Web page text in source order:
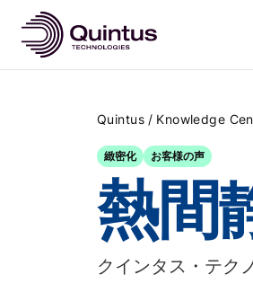
Quintus / Knowledge
緻密化 お客様の声
熱間
クインタス・テク